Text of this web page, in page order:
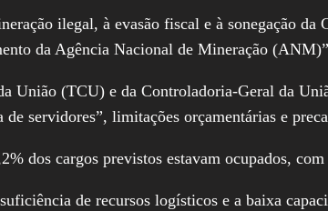
ilegal, à evasão fiscal e à sonegação
da Agência Nacional de Mineração
União (TCU) e da Controladoria-Geral da
servidores”, limitações orçamentárias e
dos cargos previstos estavam ocupados,
de recursos logísticos e a baixa